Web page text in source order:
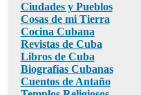
Ciudades y Pueblos
Cosas de mi Tierra
Cocina Cubana
Revistas de Cuba
Libros de Cuba
Biografías Cubanas
Cuentos de Antaño